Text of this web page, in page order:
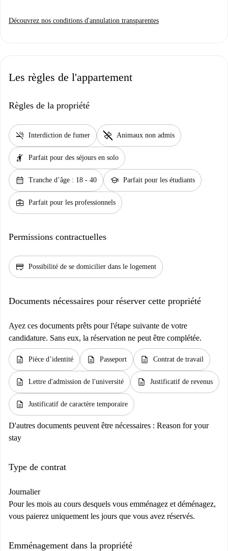
Découvrez nos conditions d'annulation transparentes
Les règles de l'appartement
Règles de la propriété
smoke_free Interdiction de fumer pet_supplies Animaux non admis
hail Parfait pour des séjours en solo
calendar_month Tranche d’âge : 18 - 40 school Parfait pour les étudiants
business_center Parfait pour les professionnels
Permissions contractuelles
credit_score Possibilité de se domicilier dans le logement
Documents nécessaires pour réserver cette propriété
Ayez ces documents prêts pour l'étape suivante de votre
candidature. Sans eux, la réservation ne peut être complétée.
description Pièce d’identité description Passeport description Contrat de travail
description Lettre d'admission de l'université description Justificatif de revenus
description Justificatif de caractère temporaire
D'autres documents peuvent être nécessaires : Reason for your
stay
Type de contrat
Journalier
Pour les mois au cours desquels vous emménagez et déménagez,
vous paierez uniquement les jours que vous avez réservés.
Emménagement dans la propriété